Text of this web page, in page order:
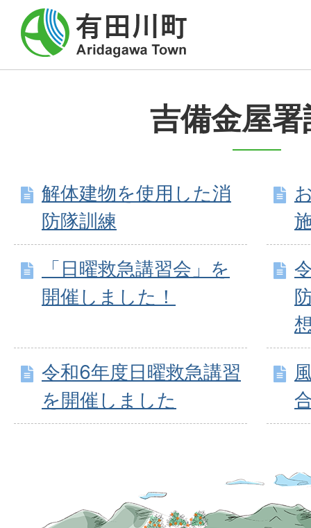
吉備金屋署
解体建物を使用した消
防隊訓練
「日曜救急講習会」を
開催しました！
令和6年度日曜救急講習
を開催しました